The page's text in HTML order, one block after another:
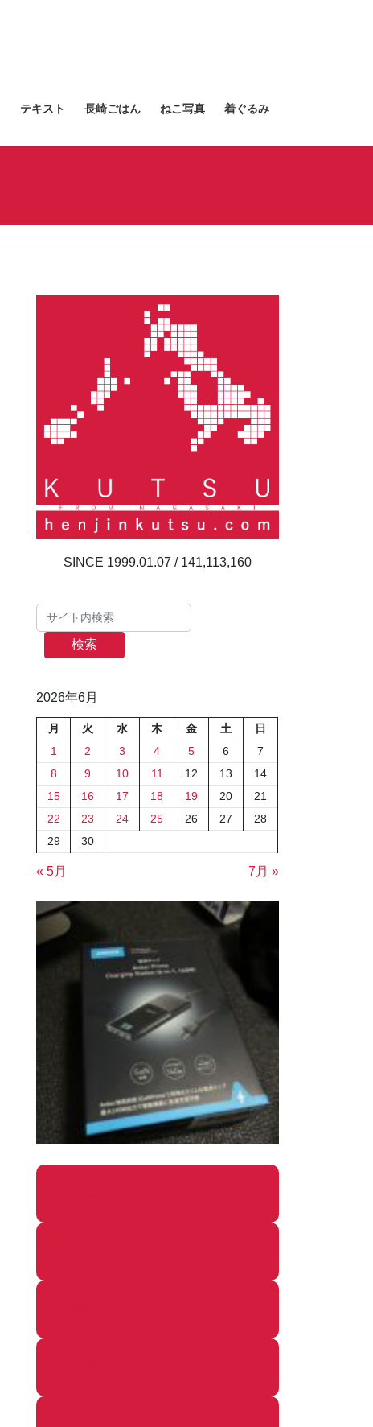
テキスト 長崎ごはん ねこ写真 着ぐるみ
141,113,160
検索
2026年6月
月 火 水 木 金 土
日
1
2 3 4 5 6
7
8
9 10 11 12 13
14
15
16 17 18 19 20
21
22
23 24 25 26 27
28
29
30
« 5月 7月 »